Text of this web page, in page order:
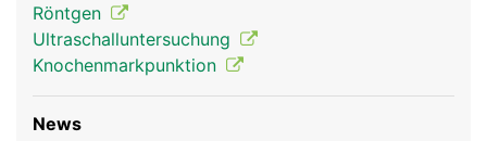
Röntgen
Ultraschalluntersuchung
Knochenmarkpunktion
News